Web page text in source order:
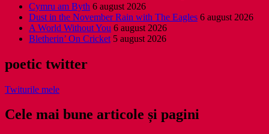
Cymru am Byth 6 august 2026
Dust in the November Rain with The Eagles 6 august 2026
A World Without You 6 august 2026
Bletherin’ On Cricket 5 august 2026
poetic twitter
Twiturile mele
Cele mai bune articole și pagini